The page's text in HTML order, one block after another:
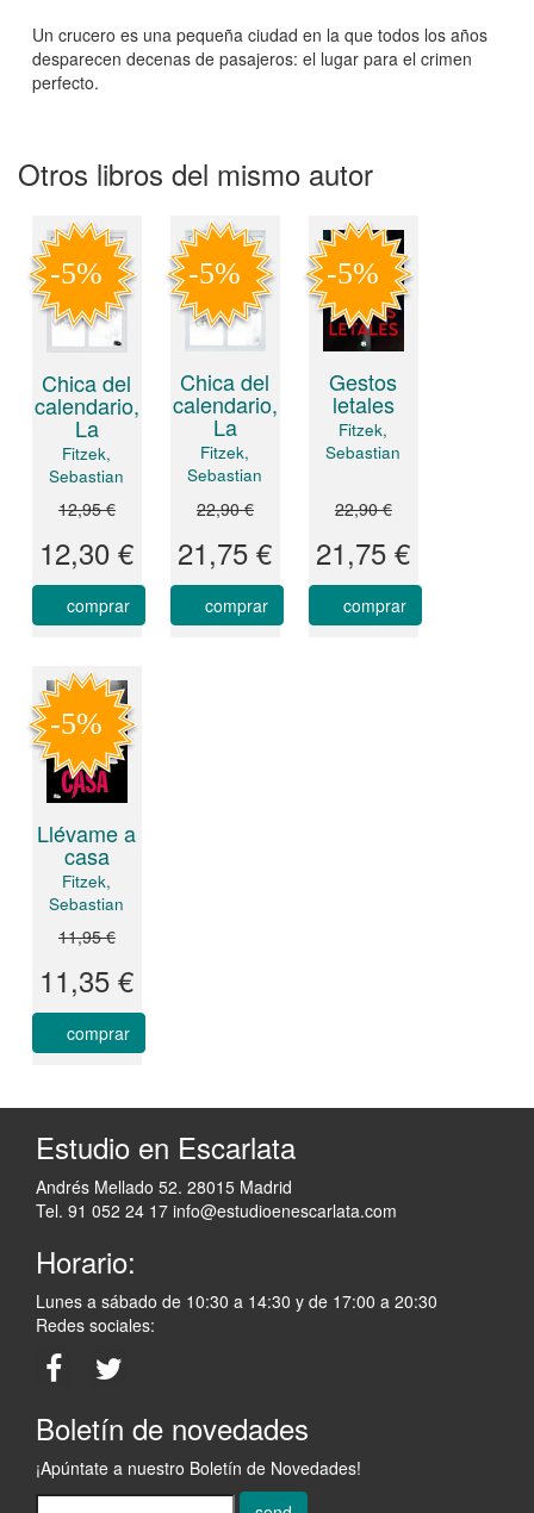
Un crucero es una pequeña ciudad en la que todos los años
desparecen decenas de pasajeros: el lugar para el crimen
perfecto.
Otros libros del mismo autor
Chica del
calendario,
La
Fitzek,
Sebastian
12,95 €
12,30 €
comprar
Chica del
calendario,
La
Fitzek,
Sebastian
22,90 €
21,75 €
comprar
Gestos
letales
Fitzek,
Sebastian
22,90 €
21,75 €
comprar
Llévame a
casa
Fitzek,
Sebastian
11,95 €
11,35 €
comprar
Estudio en Escarlata
Andrés Mellado 52. 28015 Madrid
Tel. 91 052 24 17 info@estudioenescarlata.com
Horario:
Lunes a sábado de 10:30 a 14:30 y de 17:00 a 20:30
Redes sociales:
Boletín de novedades
¡Apúntate a nuestro Boletín de Novedades!